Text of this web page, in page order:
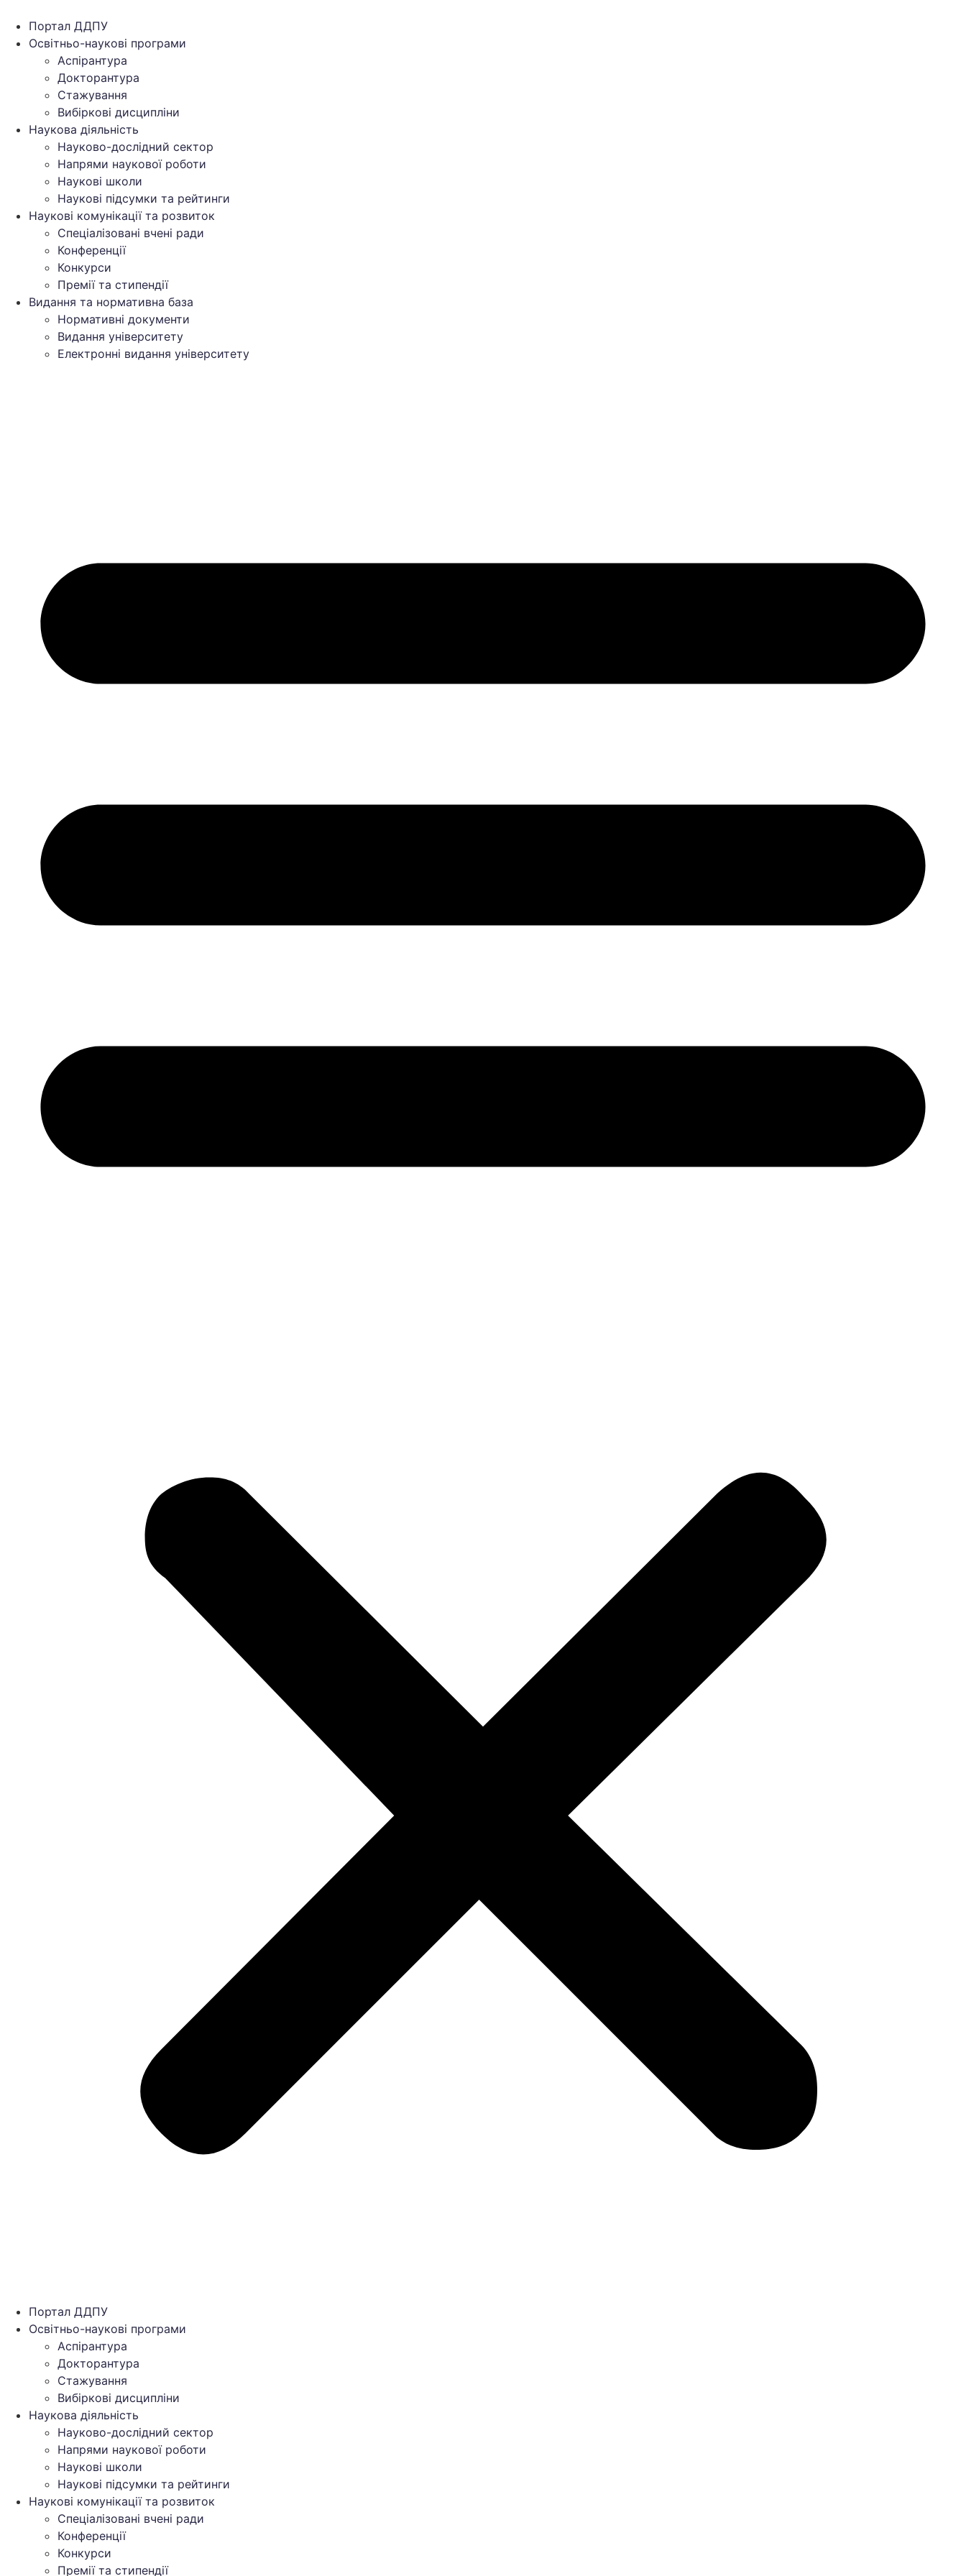
вмісту
Портал ДДПУ
Освітньо-наукові програми
Аспірантура
Докторантура
Стажування
Вибіркові дисципліни
Наукова діяльність
Науково-дослідний сектор
Напрями наукової роботи
Наукові школи
Наукові підсумки та рейтинги
Наукові комунікації та розвиток
Спеціалізовані вчені ради
Конференції
Конкурси
Премії та стипендії
Видання та нормативна база
Нормативні документи
Видання університету
Електронні видання університету
Портал ДДПУ
Освітньо-наукові програми
Аспірантура
Докторантура
Стажування
Вибіркові дисципліни
Наукова діяльність
Науково-дослідний сектор
Напрями наукової роботи
Наукові школи
Наукові підсумки та рейтинги
Наукові комунікації та розвиток
Спеціалізовані вчені ради
Конференції
Конкурси
Премії та стипендії